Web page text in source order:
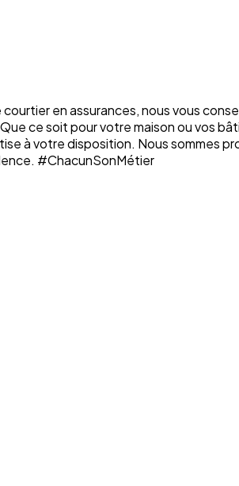
en assurances, nous vous
ce soit pour votre maison ou vos
à votre disposition. Nous sommes
#ChacunSonMétier